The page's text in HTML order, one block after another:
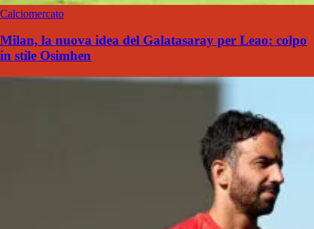
Calciomercato
Milan, la nuova idea del Galatasaray per Leao: colpo
in stile Osimhen